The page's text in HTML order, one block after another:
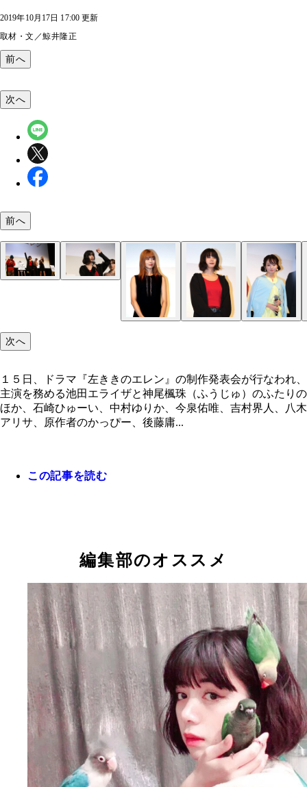
2019年10月17日 17:00 更新
取材・文／鯨井隆正
前へ
次へ
前へ
次へ
１５日、ドラマ『左ききのエレン』の制作発表会が行なわれ、
主演を務める池田エライザと神尾楓珠（ふうじゅ）のふたりの
ほか、石崎ひゅーい、中村ゆりか、今泉佑唯、吉村界人、八木
アリサ、原作者のかっぴー、後藤庸...
この記事を読む
編集部のオススメ